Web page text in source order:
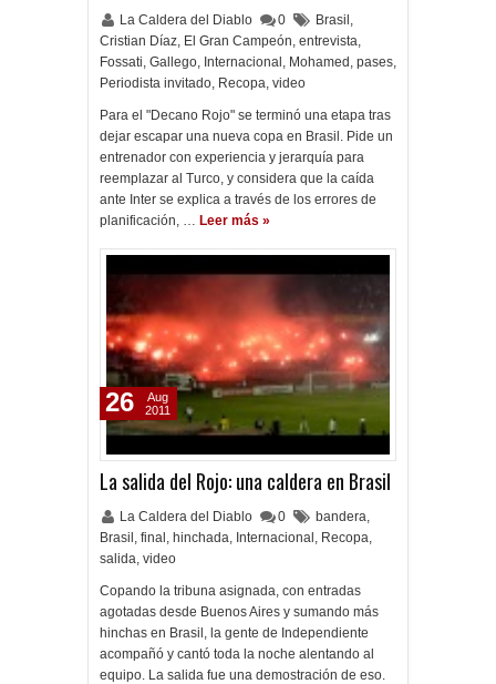
La Caldera del Diablo 0 Brasil ,
Cristian Díaz, El Gran Campeón, entrevista,
Fossati, Gallego, Internacional , Mohamed , pases,
Periodista invitado, Recopa, video
Para el "Decano Rojo" se terminó una etapa tras
dejar escapar una nueva copa en Brasil. Pide un
entrenador con experiencia y jerarquía para
reemplazar al Turco, y considera que la caída
ante Inter se explica a través de los errores de
planificación, … Leer más »
La salida del Rojo: una caldera en Brasil
La Caldera del Diablo 0 bandera,
Brasil , final , hinchada, Internacional , Recopa,
salida, video
Copando la tribuna asignada, con entradas
agotadas desde Buenos Aires y sumando más
hinchas en Brasil, la gente de Independiente
acompañó y cantó toda la noche alentando al
equipo. La salida fue una demostración de eso.
26
Aug
2011